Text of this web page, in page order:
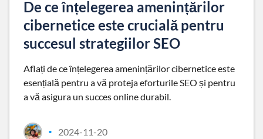
De ce înțelegerea amenințărilor
cibernetice este crucială pentru
succesul strategiilor SEO
Aflați de ce înțelegerea amenințărilor cibernetice este
esențială pentru a vă proteja eforturile SEO și pentru
a vă asigura un succes online durabil.
• 2024-11-20